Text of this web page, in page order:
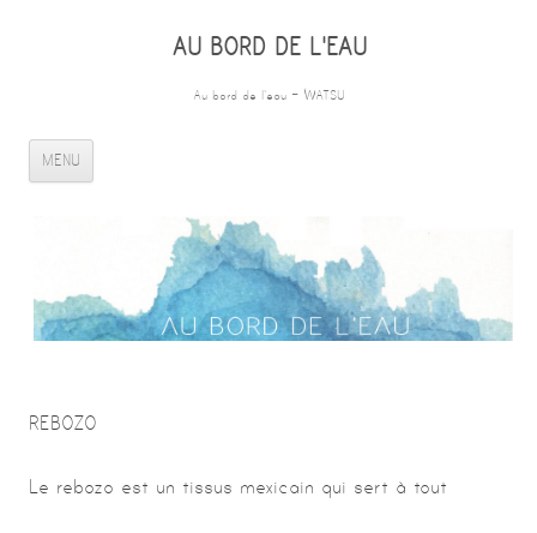
AU BORD DE L'EAU
Au bord de l'eau – WATSU
MENU
REBOZO
Le rebozo est un tissus mexicain qui sert à tout